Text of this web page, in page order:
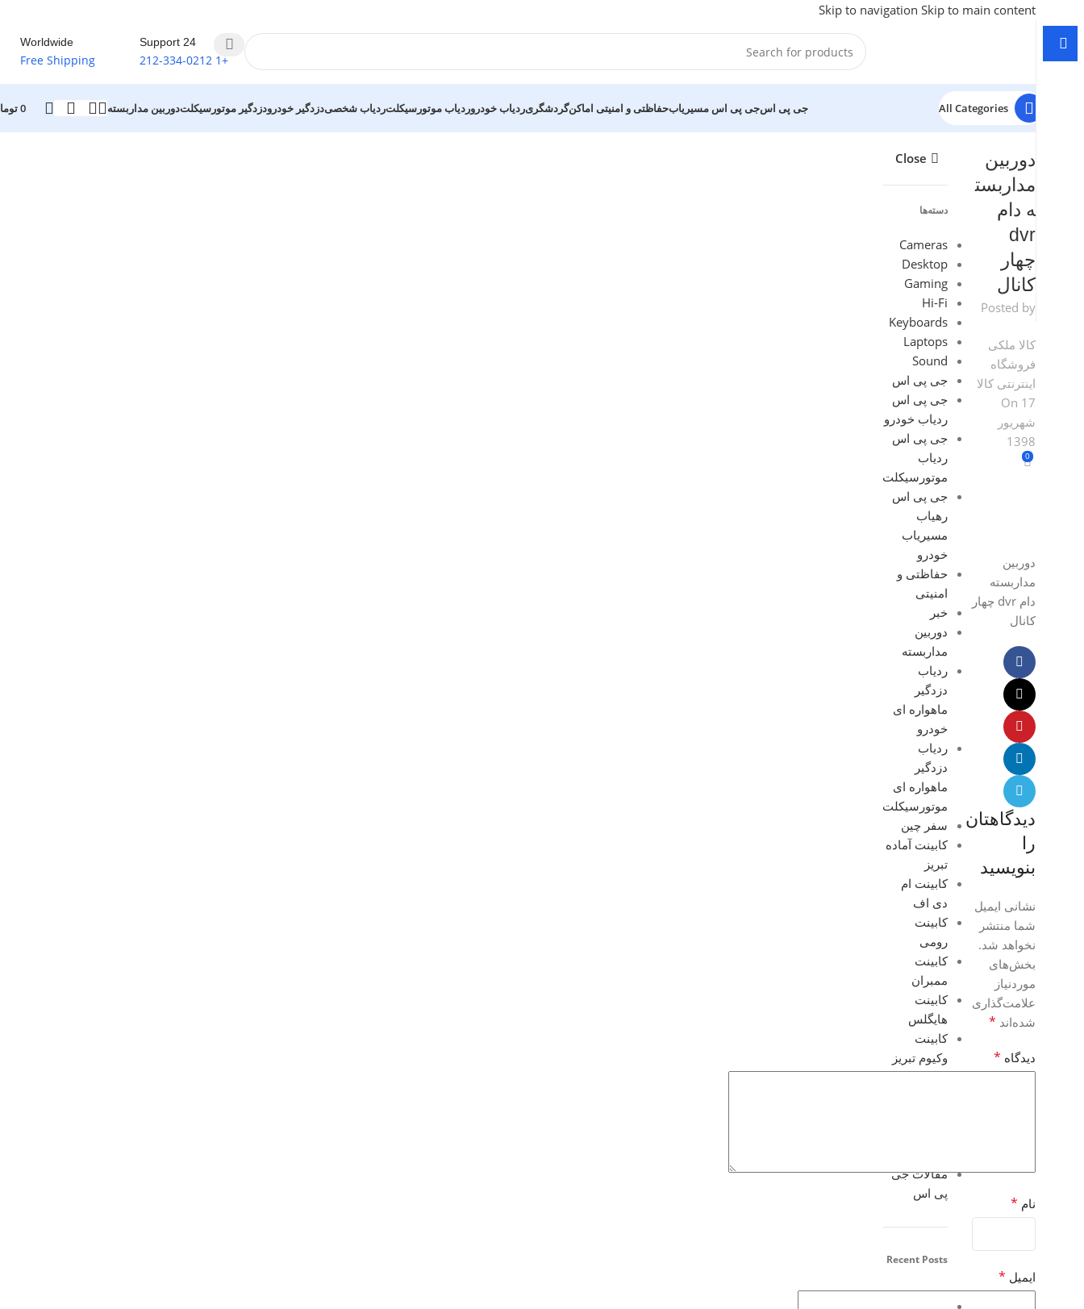
Skip to navigation Skip to main content
24 Support
+1 212-334-0212
Worldwide
Free Shipping
All Categories جی پی اسجی پی اس مسیریابحفاظتی و امنیتی اماکنگردشگریردیاب خودروردیاب موتورسیکلتردیاب شخصیدزدگیر خودرودزدگیر موتورسیکلتدوربین مداربسته 0
دوربین
مداربست
ه دام
dvr
چهار
کانال
Posted by
کالا ملکی
فروشگاه
اینترنتی کالا
On 17
شهریور
1398
0
دوربین
مداربسته
دام dvr چهار
کانال
دیدگاهتان
را
بنویسید
نشانی ایمیل
شما منتشر
نخواهد شد.
بخش‌های
موردنیاز
علامت‌گذاری
شده‌اند *
دیدگاه *
نام *
ایمیل *
Close
دسته‌ها
Cameras
Desktop
Gaming
Hi-Fi
Keyboards
Laptops
Sound
جی پی اس
جی پی اس
ردیاب خودرو
جی پی اس
ردیاب
موتورسیکلت
جی پی اس
رهیاب
مسیریاب
خودرو
حفاظتی و
امنیتی
خبر
دوربین
مداربسته
ردیاب
دزدگیر
ماهواره ای
خودرو
ردیاب
دزدگیر
ماهواره ای
موتورسیکلت
سفر چین
کابینت آماده
تبریز
کابینت ام
دی اف
کابینت
رومی
کابینت
ممبران
کابینت
هایگلس
کابینت
وکیوم تبریز
مقالات
مقالات جی
پی اس
Recent Posts